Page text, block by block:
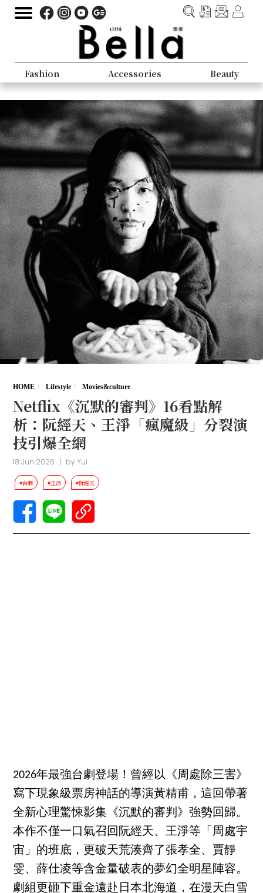
Fashion Accessories Beauty
HOME Lifestyle Movies&culture
Netflix《沉默的審判》16看點解
析：阮經天、王淨「瘋魔級」分裂演
技引爆全網
18 Jun 2026 | byYui
#台劇 #王淨 #阮經天
2026年最強台劇登場！曾經以《周處除三害》
寫下現象級票房神話的導演黃精甫，這回帶著
全新心理驚悚影集《沉默的審判》強勢回歸。
本作不僅一口氣召回阮經天、王淨等「周處宇
宙」的班底，更破天荒湊齊了張孝全、賈靜
雯、薛仕凌等含金量破表的夢幻全明星陣容。
劇組更砸下重金遠赴日本北海道，在漫天白雪